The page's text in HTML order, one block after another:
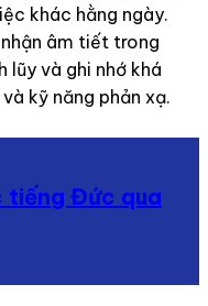
khác hằng ngày.
âm tiết trong
và ghi nhớ khá
kỹ năng phản xạ.
tiếng Đức qua